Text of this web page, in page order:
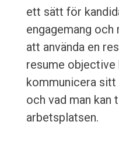
ett sätt för
engagemang och
att använda en
resume objective
kommunicera
och vad man kan
arbetsplatsen.